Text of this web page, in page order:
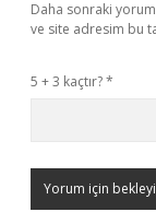
Daha sonraki
ve site adresim bu
5 + 3 kaçtır?*